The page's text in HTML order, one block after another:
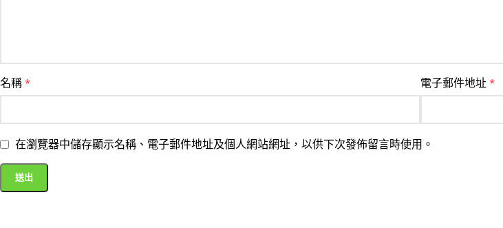
名稱 * 電子郵件地址 *
在瀏覽器中儲存顯示名稱、電子郵件地址及個人網站網址，以供下次發佈留言時使用。